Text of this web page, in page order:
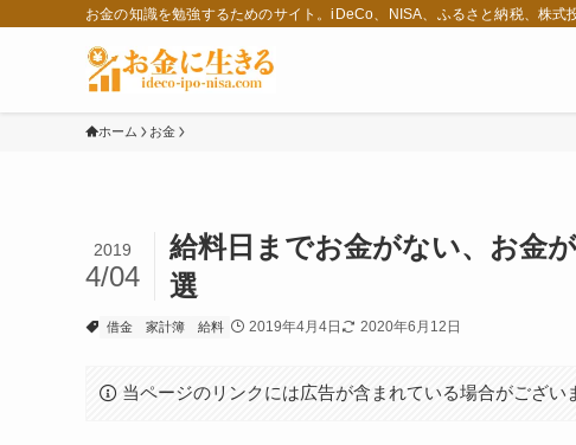
お金の知識を勉強するためのサイト。iDeCo、NISA、ふるさと納税、株式
ホーム お金
給料日までお金がない、お金
選
2019
4/04
借金 家計簿 給料 2019年4月4日 2020年6月12日
当ページのリンクには広告が含まれている場合がござい